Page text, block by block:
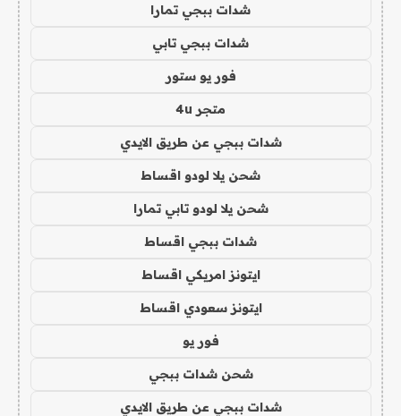
شدات ببجي تمارا
شدات ببجي تابي
فور يو ستور
متجر 4u
شدات ببجي عن طريق الايدي
شحن يلا لودو اقساط
شحن يلا لودو تابي تمارا
شدات ببجي اقساط
ايتونز امريكي اقساط
ايتونز سعودي اقساط
فور يو
شحن شدات ببجي
شدات ببجي عن طريق الايدي